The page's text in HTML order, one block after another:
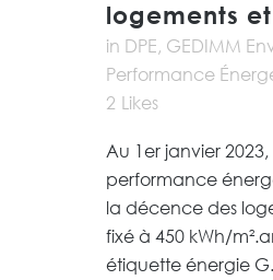
logements et
in DPE, GEDIMM
Performance
2 Likes
Au 1er janvier
performance
la décence des
fixé à 450 kWh/
étiquette énergie